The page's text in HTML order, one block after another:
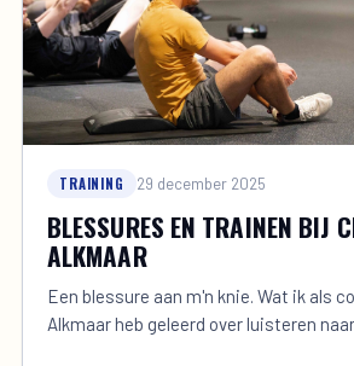
TRAINING 29 december 2025
BLESSURES EN TRAINEN BIJ
ALKMAAR
Een blessure aan m'n knie. Wat ik als
Alkmaar heb geleerd over luisteren